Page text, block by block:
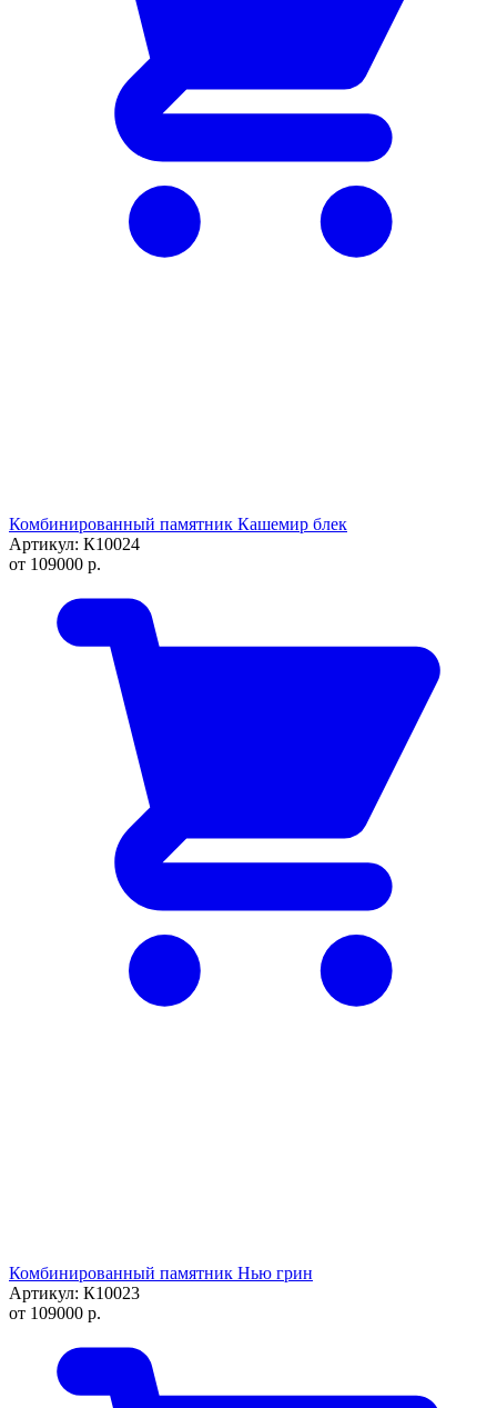
Комбинированный памятник Кашемир блек
Артикул: К10024
от 109000 р.
Комбинированный памятник Нью грин
Артикул: К10023
от 109000 р.